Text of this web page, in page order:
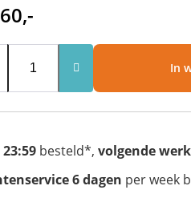
60,-
In
23:59besteld*, volgende
6 dagen per week